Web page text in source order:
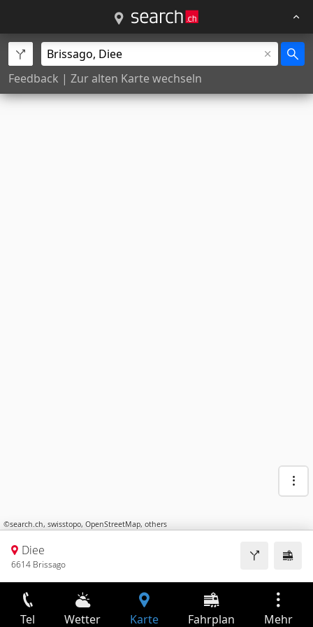
Feedback | Zur alten Karte wechseln
©search.ch, swisstopo, OpenStreetMap, others
Diee
6614 Brissago
Tel Wetter Karte Fahrplan Mehr